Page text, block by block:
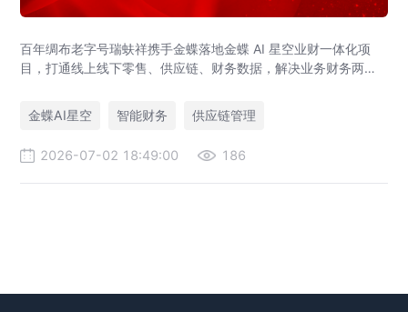
百年绸布老字号瑞蚨祥携手金蝶落地金蝶 AI 星空业财一体化项
目，打通线上线下零售、供应链、财务数据，解决业务财务两张
金蝶AI星空
智能财务 供应链管理
2026-07-02 18:49:00 186